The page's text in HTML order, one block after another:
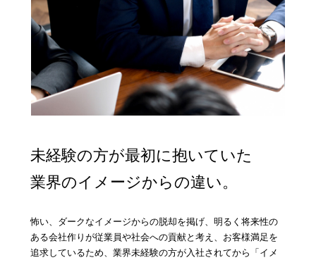
未経験の方が最初に抱いていた
業界のイメージからの違い。
怖い、ダークなイメージからの脱却を掲げ、明るく将来性の
ある会社作りが従業員や社会への貢献と考え、お客様満足を
追求しているため、業界未経験の方が入社されてから「イメ